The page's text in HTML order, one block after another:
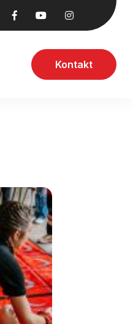
Kontakt